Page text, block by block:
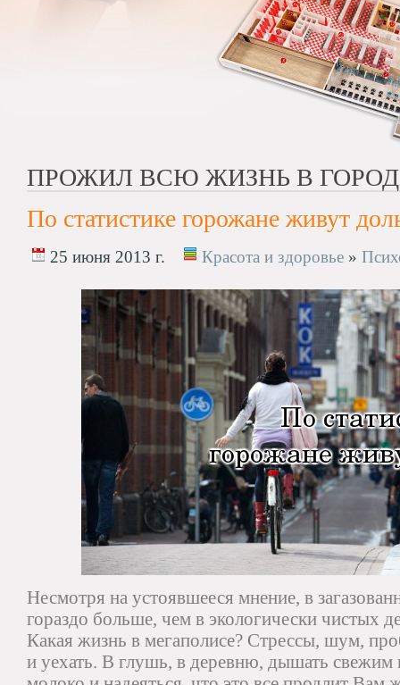
ПРОЖИЛ ВСЮ ЖИЗНЬ В
По статистике горожане живут
25 июня 2013 г. Красота и здоровье »
Несмотря на устоявшееся мнение, в
гораздо больше, чем в экологически чистых
Какая жизнь в мегаполисе? Стрессы, шум,
и уехать. В глушь, в деревню, дышать свежим